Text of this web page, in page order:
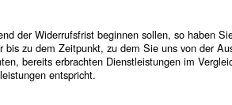
der Widerrufsfrist beginnen sollen, so haben
zu dem Zeitpunkt, zu dem Sie uns von der
bereits erbrachten Dienstleistungen im
entspricht.